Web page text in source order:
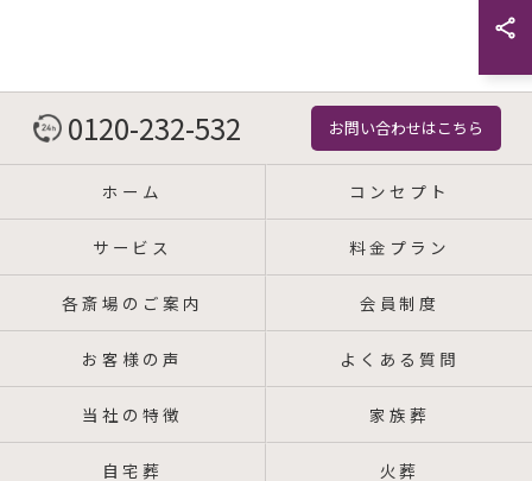
0120-232-532 お問い合わせはこちら
ホーム コンセプト
サービス 料金プラン
各斎場のご案内 会員制度
お客様の声 よくある質問
当社の特徴 家族葬
自宅葬 火葬